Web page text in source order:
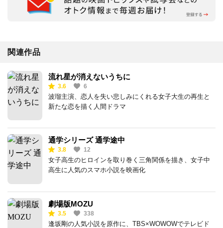
関連作品
流れ星が消えないうちに
3.6 6
波瑠主演、恋人を失い悲しみにくれる女子大生の再生と
新たな恋を描く人間ドラマ
通学シリーズ 通学途中
3.8 12
女子高生のヒロインを取り巻く三角関係を描き、女子中
高生に人気のスマホ小説を映画化
劇場版MOZU
3.5 338
逢坂剛の人気小説を原作に、TBS×WOWOWでテレビド